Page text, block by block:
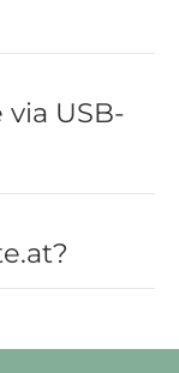
USB-